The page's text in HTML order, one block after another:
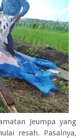
Jeumpa yang
resah. Pasalnya,